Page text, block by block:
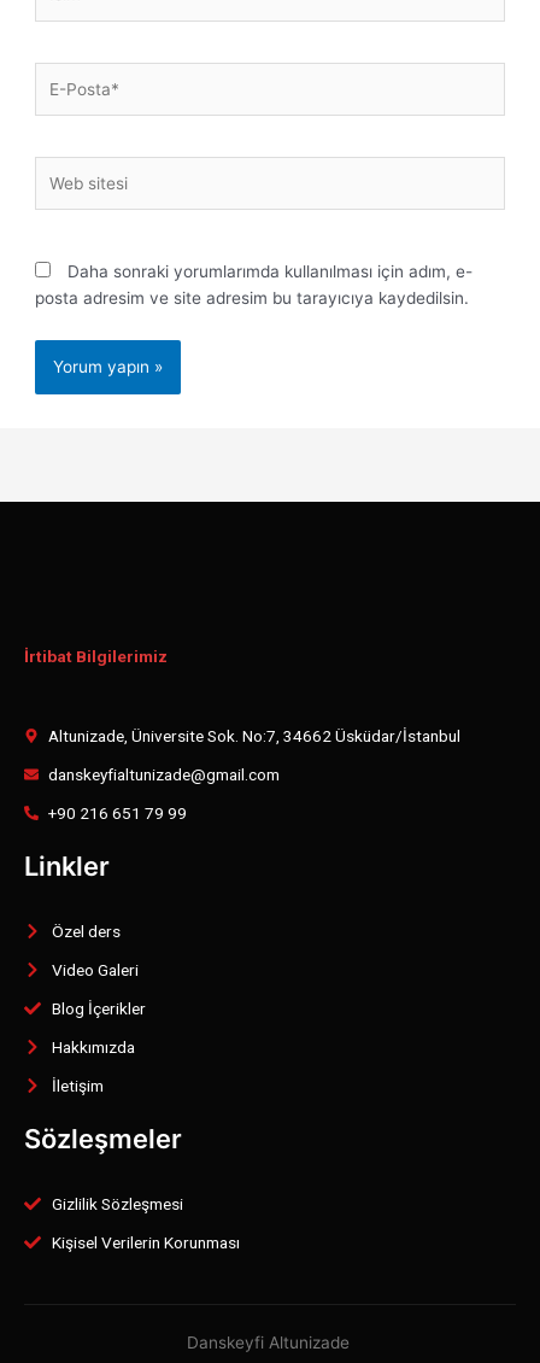
Posta*
sitesi
Daha sonraki yorumlarımda kullanılması için adım, e-
posta adresim ve site adresim bu tarayıcıya kaydedilsin.
İrtibat Bilgilerimiz
Altunizade, Üniversite Sok. No:7, 34662 Üsküdar/İstanbul
danskeyfialtunizade@gmail.com
+90 216 651 79 99
Linkler
Özel ders
Video Galeri
Blog İçerikler
Hakkımızda
İletişim
Sözleşmeler
Gizlilik Sözleşmesi
Kişisel Verilerin Korunması
Danskeyfi Altunizade